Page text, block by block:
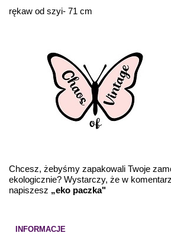
rękaw od szyi- 71 cm
Chcesz, żebyśmy zapakowali Twoje
ekologicznie? Wystarczy, że w
napiszesz „eko paczka"
INFORMACJE